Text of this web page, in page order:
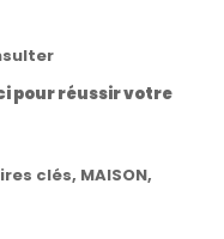
pour réussir votre
clés, MAISON,